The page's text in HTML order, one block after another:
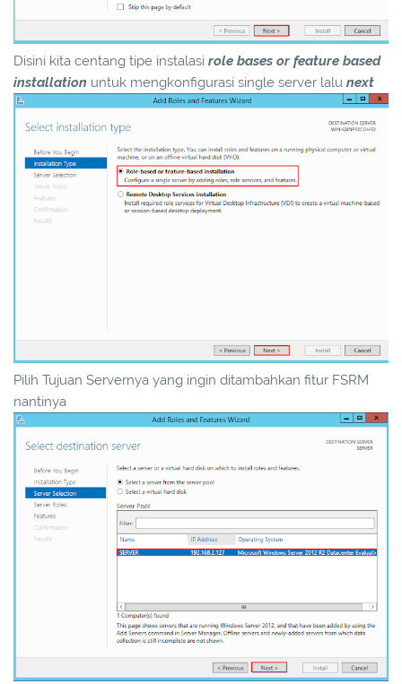
Disini kita centang tipe instalasi role bases or feature based
installation untuk mengkonfigurasi single server lalu next
Pilih Tujuan Servernya yang ingin ditambahkan fitur FSRM
nantinya